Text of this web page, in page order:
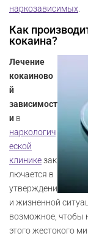
наркозависимых
Как
кокаина?
Лечение
кокаиново
й
зависимост
и в
наркологич
еской
клиникезак
лючается в
утверждени
и жизненной
возможное, чтобы
этого жестокого